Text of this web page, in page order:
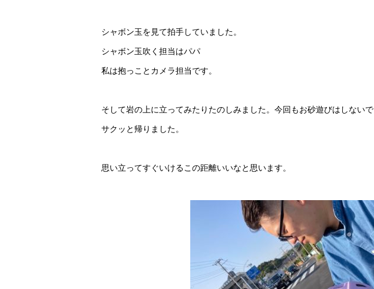
シャボン玉を見て拍手していました。
シャボン玉吹く担当はパパ
私は抱っことカメラ担当です。
そして岩の上に立ってみたりたのしみました。今回もお砂遊びはしないで
サクッと帰りました。
思い立ってすぐいけるこの距離いいなと思います。